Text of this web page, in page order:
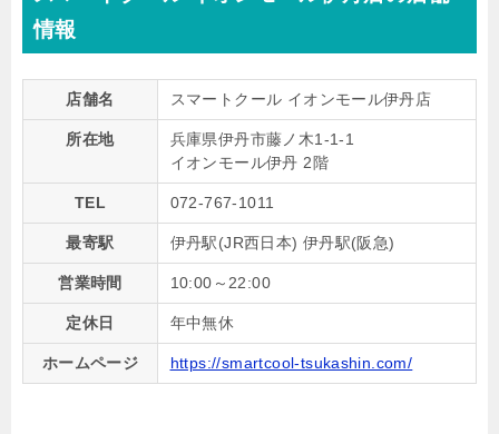
情報
店舗名 スマートクール イオンモール伊丹店
所在地
兵庫県伊丹市藤ノ木1-1-1
イオンモール伊丹 2階
TEL 072-767-1011
最寄駅 伊丹駅(JR西日本) 伊丹駅(阪急)
営業時間 10:00～22:00
定休日 年中無休
ホームページ https://smartcool-tsukashin.com/